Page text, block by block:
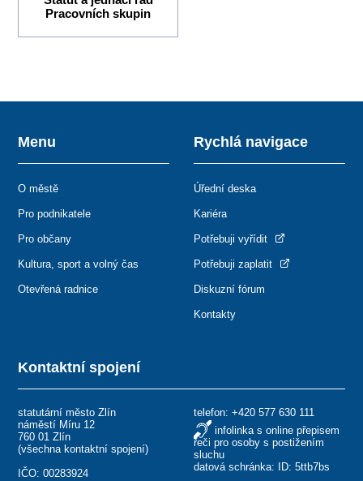
Pracovních skupin
Kontaktní spojení
statutární město Zlín
náměstí Míru 12
760 01 Zlín
(všechna kontaktní spojení)
IČO: 00283924
telefon: +420 577 630 111
infolinka s online přepisem
řeči pro osoby s postižením
sluchu
datová schránka: ID: 5ttb7bs
Menu
O městě
Pro podnikatele
Pro občany
Kultura, sport a volný čas
Otevřená radnice
Rychlá navigace
Úřední deska
Kariéra
Potřebuji vyřídit
Potřebuji zaplatit
Diskuzní fórum
Kontakty